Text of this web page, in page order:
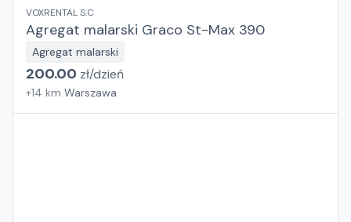
VOXRENTAL S.C
Agregat malarski Graco St-Max 390
Agregat malarski
200.00 zł/dzień
+14 km Warszawa